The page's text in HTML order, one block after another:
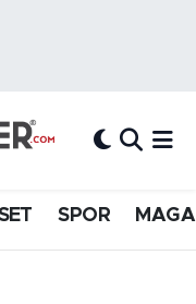
SPOR
Fikstür